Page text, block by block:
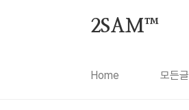
2SAM™
Home 모든글